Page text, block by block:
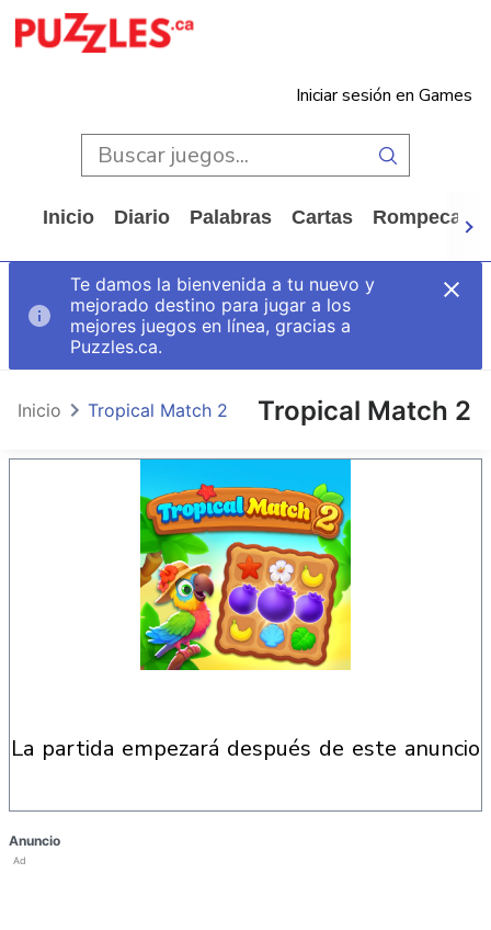
Iniciar sesión en Games
Inicio Diario Palabras Cartas
Te damos la bienvenida a tu nuevo y
mejorado destino para jugar a los
mejores juegos en línea, gracias a
Puzzles.ca.
Tropical Match 2
Inicio Tropical Match 2
la partida empezará después de este anuncio
Anuncio
Ad